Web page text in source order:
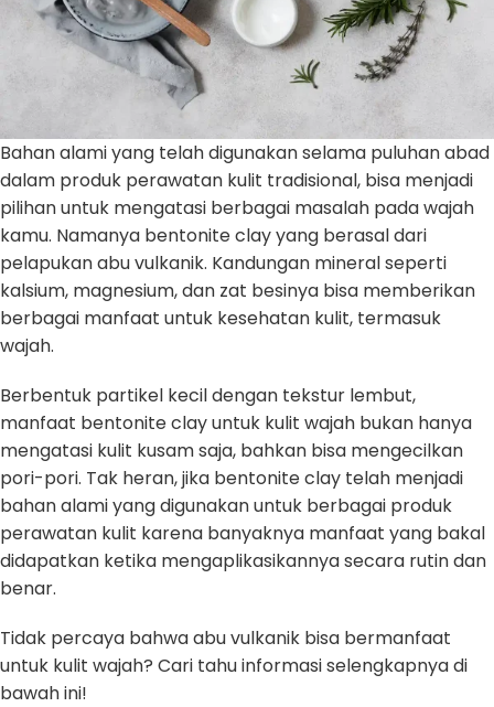
Bahan alami yang telah digunakan selama puluhan abad
dalam produk perawatan kulit tradisional, bisa menjadi
pilihan untuk mengatasi berbagai masalah pada wajah
kamu. Namanya bentonite clay yang berasal dari
pelapukan abu vulkanik. Kandungan mineral seperti
kalsium, magnesium, dan zat besinya bisa memberikan
berbagai manfaat untuk kesehatan kulit, termasuk
wajah.
Berbentuk partikel kecil dengan tekstur lembut,
manfaat bentonite clay untuk kulit wajah bukan hanya
mengatasi kulit kusam saja, bahkan bisa mengecilkan
pori-pori. Tak heran, jika bentonite clay telah menjadi
bahan alami yang digunakan untuk berbagai produk
perawatan kulit karena banyaknya manfaat yang bakal
didapatkan ketika mengaplikasikannya secara rutin dan
benar.
Tidak percaya bahwa abu vulkanik bisa bermanfaat
untuk kulit wajah? Cari tahu informasi selengkapnya di
bawah ini!